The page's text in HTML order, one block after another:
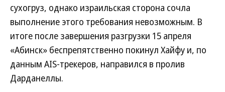
сухогруз, однако израильская сторона сочла
выполнение этого требования невозможным. В
итоге после завершения разгрузки 15 апреля
«Абинск» беспрепятственно покинул Хайфу и, по
данным AIS-трекеров, направился в пролив
Дарданеллы.